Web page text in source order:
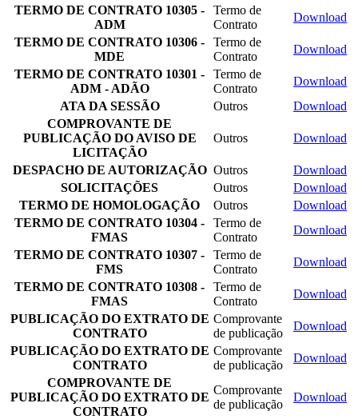
TERMO DE CONTRATO 10305 -
ADM
Termo de
Contrato
Download
TERMO DE CONTRATO 10306 -
MDE
Termo de
Contrato
Download
TERMO DE CONTRATO 10301 -
ADM - ADÃO
Termo de
Contrato
Download
ATA DA SESSÃO
Outros
Download
COMPROVANTE DE
PUBLICAÇÃO DO AVISO DE
LICITAÇÃO
Outros Download
DESPACHO DE AUTORIZAÇÃO Outros
Download
SOLICITAÇÕES
Outros
Download
TERMO DE HOMOLOGAÇÃO
Outros
Download
TERMO DE CONTRATO 10304 -
FMAS
Termo de
Contrato
Download
TERMO DE CONTRATO 10307 -
FMS
Termo de
Contrato
Download
TERMO DE CONTRATO 10308 -
FMAS
Termo de
Contrato
Download
PUBLICAÇÃO DO EXTRATO DE
CONTRATO
Comprovante
de publicação
Download
PUBLICAÇÃO DO EXTRATO DE
CONTRATO
Comprovante
de publicação
Download
COMPROVANTE DE
PUBLICAÇÃO DO EXTRATO DE
CONTRATO
Comprovante
de publicação
Download